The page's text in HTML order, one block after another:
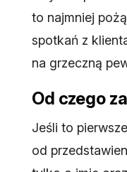
to najmniej
spotkań z
na grzeczną
Od czego
Jeśli to
od